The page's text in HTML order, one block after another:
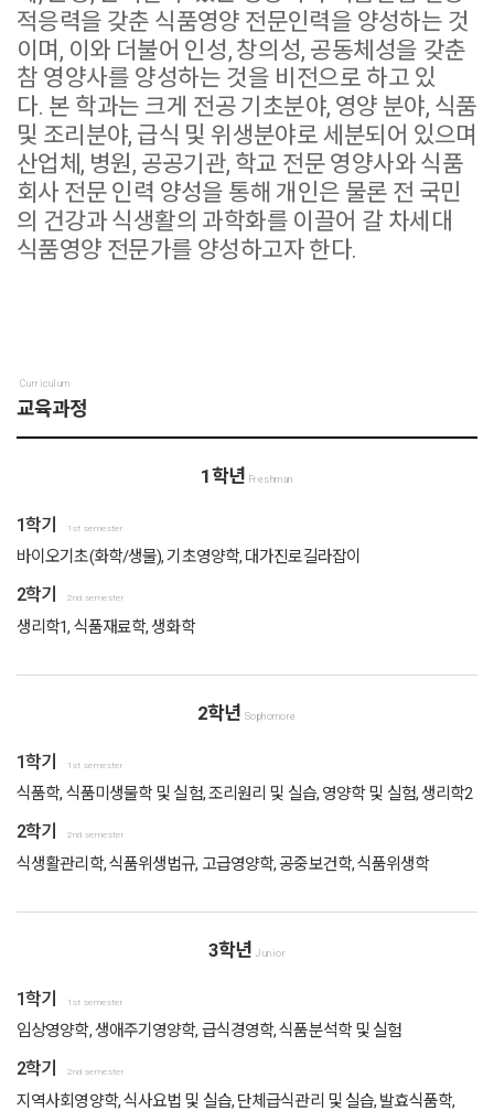
적응력을 갖춘 식품영양 전문인력을 양성하는 것
이며 , 이와 더불어 인성, 창의성, 공동체성을 갖춘
참 영양사를 양성하는 것을 비전으로 하고 있
다. 본 학과는 크게 전공 기초분야, 영양 분야, 식품
및 조리분야, 급식 및 위생분야로 세분되어 있으며
산업체 , 병원, 공공기관, 학교 전문 영양사와 식품
회사 전문 인력 양성을 통해 개인은 물론 전 국민
의 건강과 식생활의 과학화를 이끌어 갈 차세대
식품영양 전문가를 양성하고자 한다.
Curriculum
교육과정
1학년 Freshman
1학기 1st semester
바이오기초(화학/생물), 기초영양학, 대가진로길라잡이
2학기 2nd semester
생리학1, 식품재료학, 생화학
2학년 Sophomore
1학기 1st semester
식품학, 식품미생물학 및 실험, 조리원리 및 실습, 영양학 및 실험, 생리학2
2학기 2nd semester
식생활관리학, 식품위생법규, 고급영양학, 공중보건학, 식품위생학
3학년 Junior
1학기 1st semester
임상영양학, 생애주기영양학, 급식경영학, 식품분석학 및 실험
2학기 2nd semester
지역사회영양학, 식사요법 및 실습, 단체급식관리 및 실습, 발효식품학,